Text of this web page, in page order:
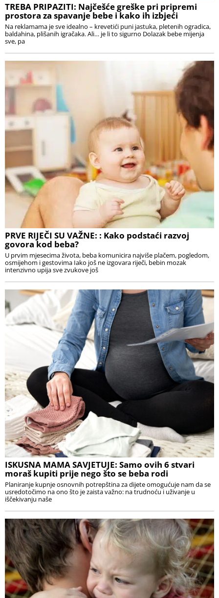
TREBA PRIPAZITI: Najčešće greške pri pripremi
prostora za spavanje bebe i kako ih izbjeći
Na reklamama je sve idealno – krevetići puni jastuka, pletenih ogradica,
baldahina, plišanih igračaka. Ali… je li to sigurno Dolazak bebe mijenja
sve, pa
PRVE RIJEČI SU VAŽNE: : Kako podstaći razvoj
govora kod beba?
U prvim mjesecima života, beba komunicira najviše plačem, pogledom,
osmijehom i gestovima Iako još ne izgovara riječi, bebin mozak
intenzivno upija sve zvukove još
ISKUSNA MAMA SAVJETUJE: Samo ovih 6 stvari
moraš kupiti prije nego što se beba rodi
Planiranje kupnje osnovnih potrepština za dijete omogućuje nam da se
usredotočimo na ono što je zaista važno: na trudnoću i uživanje u
iščekivanju naše